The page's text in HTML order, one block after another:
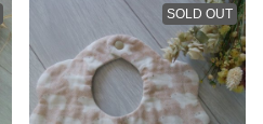
SOLD OUT